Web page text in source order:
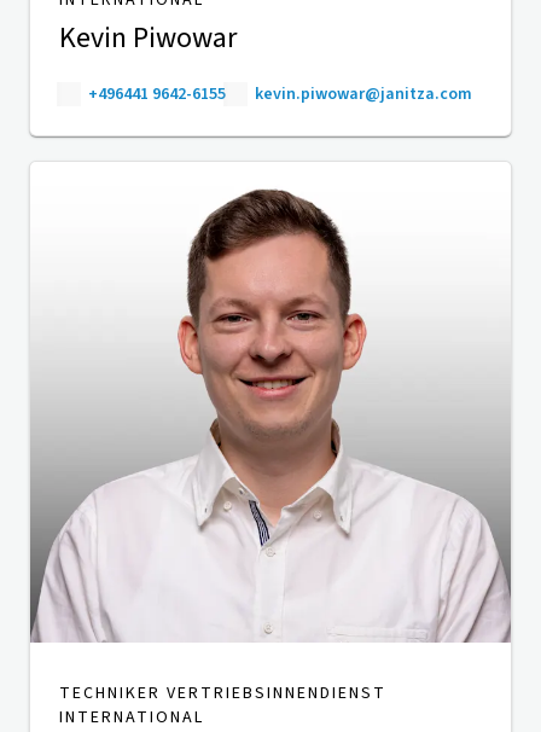
Kevin Piwowar
+496441 9642-6155 kevin.piwowar@janitza.com
TECHNIKER VERTRIEBSINNENDIENST
INTERNATIONAL